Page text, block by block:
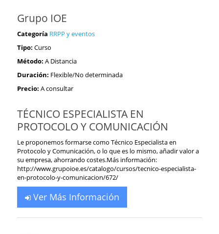
Grupo IOE
Categoría RRPP y eventos
Tipo: Curso
Método: A Distancia
Duración: Flexible/No determinada
Precio: A consultar
TÉCNICO ESPECIALISTA EN
PROTOCOLO Y COMUNICACIÓN
Le proponemos formarse como Técnico Especialista en
Protocolo y Comunicación, o lo que es lo mismo, añadir valor a
su empresa, ahorrando costes.Más información:
http://www.grupoioe.es/catalogo/cursos/tecnico-especialista-
en-protocolo-y-comunicacion/672/
Ver Más Información